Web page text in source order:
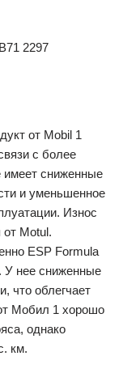
2297
от Mobil 1
с более
имеет сниженные
и уменьшенное
Износ
Motul.
ESP Formula
У нее сниженные
что облегчает
Мобил 1 хорошо
однако
км.